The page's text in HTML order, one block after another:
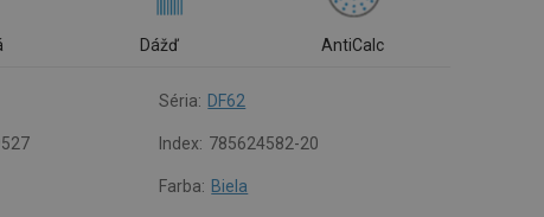
Dážď AntiCalc
Séria: DF62
Index: 785624582-20
Farba: Biela